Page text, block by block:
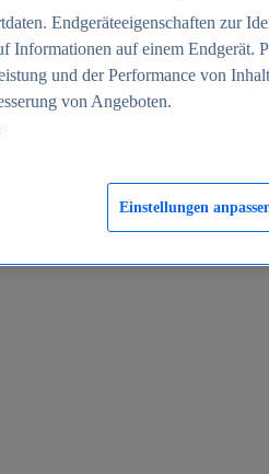
2005-2025
Endgeräteeigenschaften zur
Informationen auf einem Endgerät.
und der Performance von
von Angeboten.
Einstellungen